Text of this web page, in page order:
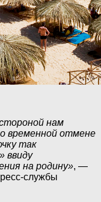
нам
временной отмене
так
ввиду
на родину», —
службы